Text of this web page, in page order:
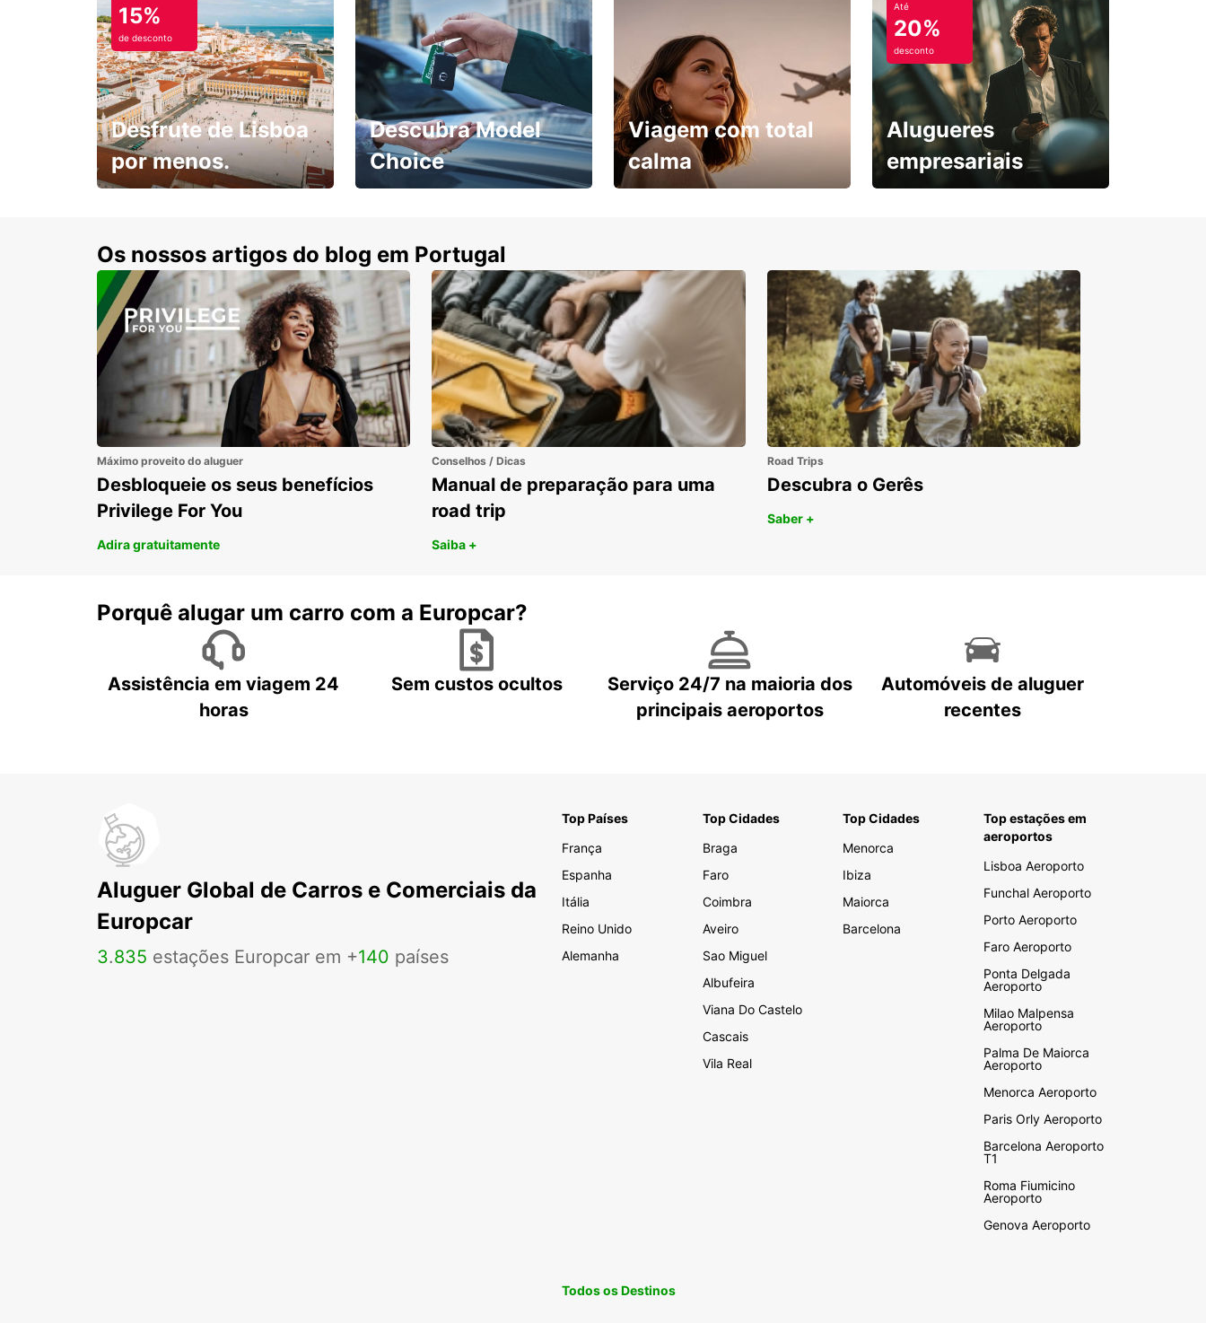
15%
de desconto
Desfrute de Lisboa
por menos.
Descubra Model
Choice
Viagem com total
calma
Até
20%
desconto
Alugueres
empresariais
Os nossos artigos do blog em Portugal
Máximo proveito do aluguer
Desbloqueie os seus benefícios
Privilege For You
Adira gratuitamente
Conselhos / Dicas
Manual de preparação para uma
road trip
Saiba +
Road Trips
Descubra o Gerês
Saber +
Porquê alugar um carro com a Europcar?
Assistência em viagem 24
horas
Sem custos ocultos
Serviço 24/7 na maioria dos
principais aeroportos
Automóveis de aluguer
recentes
Aluguer Global de Carros e Comerciais da
Europcar
3.835 estações Europcar em +140 países
Top Países
França
Espanha
Itália
Reino Unido
Alemanha
Top Cidades
Braga
Faro
Coimbra
Aveiro
Sao Miguel
Albufeira
Viana Do Castelo
Cascais
Vila Real
Top Cidades
Menorca
Ibiza
Maiorca
Barcelona
Top estações em
aeroportos
Lisboa Aeroporto
Funchal Aeroporto
Porto Aeroporto
Faro Aeroporto
Ponta Delgada
Aeroporto
Milao Malpensa
Aeroporto
Palma De Maiorca
Aeroporto
Menorca Aeroporto
Paris Orly Aeroporto
Barcelona Aeroporto
T1
Roma Fiumicino
Aeroporto
Genova Aeroporto
Todos os Destinos